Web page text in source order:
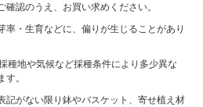
認のうえ、お買い求めください。
率・生育などに、偏りが生じることがあり
種地や気候など採種条件により多少異な
。
記がない限り鉢やバスケット、寄せ植え材